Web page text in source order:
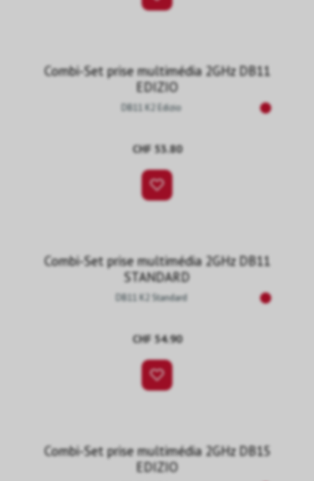
Combi-Set prise multimédia 2GHz DB11
EDIZIO
DB11 K2 Edizio
CHF 53.80
Combi-Set prise multimédia 2GHz DB11
STANDARD
DB11 K2 Standard
CHF 54.90
Combi-Set prise multimédia 2GHz DB15
EDIZIO